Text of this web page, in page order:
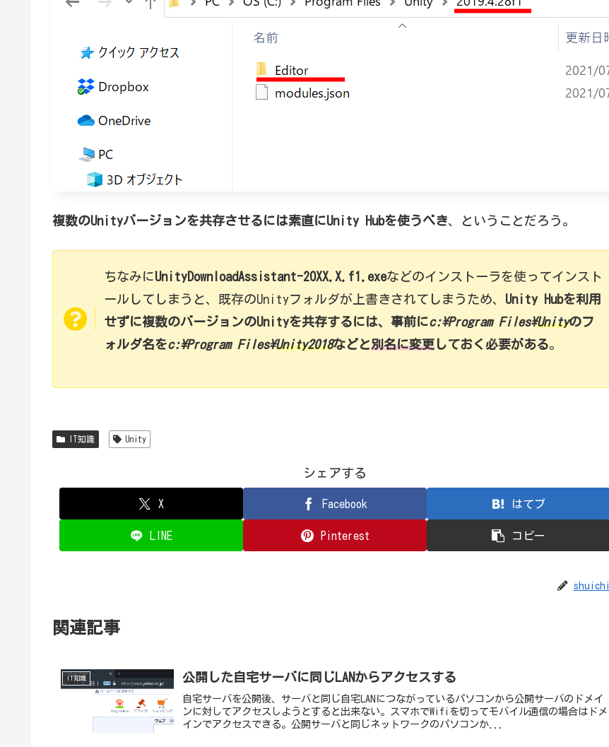
複数のUnityバージョンを共存させるには素直にUnity Hubを使うべき、ということだろう。
ちなみに UnityDownloadAssistant-20XX.X.f1.exeなどのインストーラを使ってインスト
ールしてしまうと、既存のUnityフォルダが上書きされてしまうため、
Unity Hubを利用
せずに複数のバージョンのUnityを共存するには、事前にc:\Program Files\Unityのフ
ォルダ名をc:\Program Files\Unity2018などと別名に変更しておく必要がある。
IT知識 Unity
シェアする
X Facebook はてブ
LINE Pinterest コピー
shuichi
関連記事
IT知識 公開した自宅サーバに同じLANからアクセスする
自宅サーバを公開後、サーバと同じ自宅LANにつながっているパソコンから公開サーバのドメイ
ンに対してアクセスしようとすると出来ない。スマホでWifiを切ってモバイル通信の場合はドメ
インでアクセスできる。公開サーバと同じネットワークのパソコンか...